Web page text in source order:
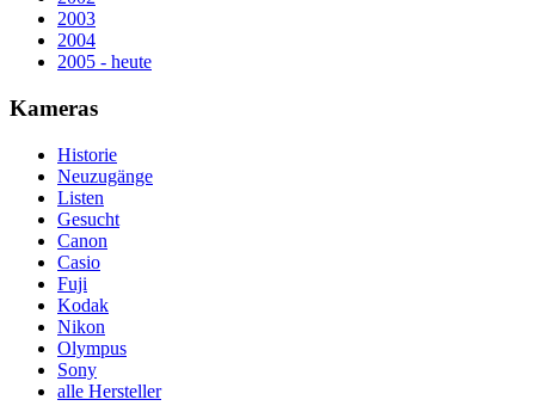
2003
2004
2005 - heute
Kameras
Historie
Neuzugänge
Listen
Gesucht
Canon
Casio
Fuji
Kodak
Nikon
Olympus
Sony
alle Hersteller